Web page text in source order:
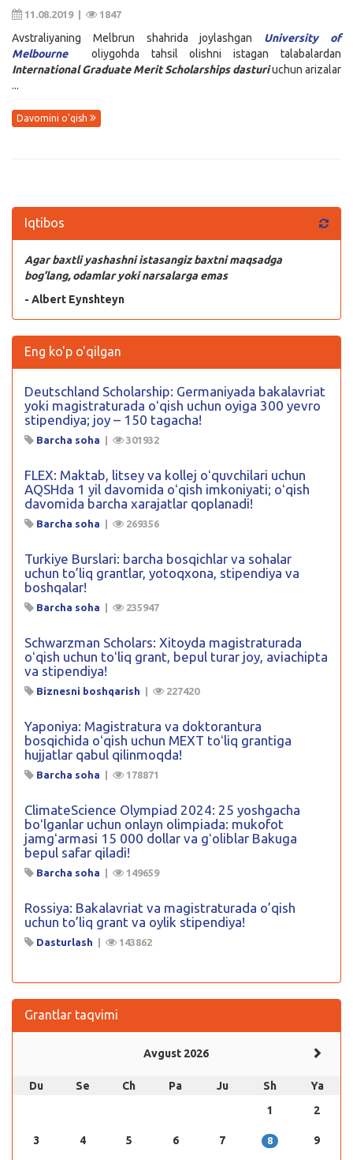
11.08.2019 | 1847
Avstraliyaning Melbrun shahrida joylashgan University of
Melbourne
oliygohda tahsil olishni istagan talabalardan
International Graduate Merit Scholarships dasturiuchun arizalar
...
Davomini o'qish
Iqtibos
Agar baxtli yashashni istasangiz baxtni maqsadga
bog’lang, odamlar yoki narsalarga emas
- Albert Eynshteyn
Eng ko'p o'qilgan
Deutschland Scholarship: Germaniyada bakalavriat
yoki magistraturada oʻqish uchun oyiga 300 yevro
stipendiya; joy – 150 tagacha!
Barcha soha | 301932
FLEX: Maktab, litsey va kollej oʻquvchilari uchun
AQSHda 1 yil davomida oʻqish imkoniyati; oʻqish
davomida barcha xarajatlar qoplanadi!
Barcha soha | 269356
Turkiye Burslari: barcha bosqichlar va sohalar
uchun to’liq grantlar, yotoqxona, stipendiya va
boshqalar!
Barcha soha | 235947
Schwarzman Scholars: Xitoyda magistraturada
oʻqish uchun toʻliq grant, bepul turar joy, aviachipta
va stipendiya!
Biznesni boshqarish | 227420
Yaponiya: Magistratura va doktorantura
bosqichida oʻqish uchun MEXT toʻliq grantiga
hujjatlar qabul qilinmoqda!
Barcha soha | 178871
ClimateScience Olympiad 2024: 25 yoshgacha
boʻlganlar uchun onlayn olimpiada: mukofot
jamgʻarmasi 15 000 dollar va gʻoliblar Bakuga
bepul safar qiladi!
Barcha soha | 149659
Rossiya: Bakalavriat va magistraturada o’qish
uchun to’liq grant va oylik stipendiya!
Dasturlash | 143862
Grantlar taqvimi
Avgust 2026
Du Se Ch Pa Ju Sh
Ya
1
2
3 4 5 6 7 8 9